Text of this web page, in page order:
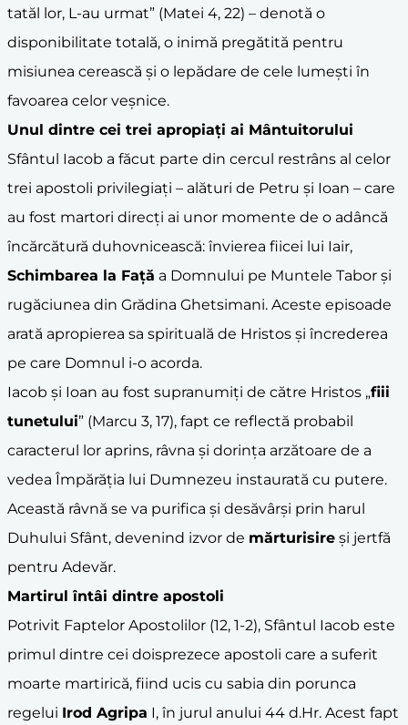
tatăl lor, L-au urmat” (Matei 4, 22) – denotă o
disponibilitate totală, o inimă pregătită pentru
misiunea cerească și o lepădare de cele lumești în
favoarea celor veșnice.
Unul dintre cei trei apropiați ai Mântuitorului
Sfântul Iacob a făcut parte din cercul restrâns al celor
trei apostoli privilegiați – alături de Petru și Ioan – care
au fost martori direcți ai unor momente de o adâncă
încărcătură duhovnicească: învierea fiicei lui Iair,
Schimbarea la Față a Domnului pe Muntele Tabor și
rugăciunea din Grădina Ghetsimani. Aceste episoade
arată apropierea sa spirituală de Hristos și încrederea
pe care Domnul i-o acorda.
Iacob și Ioan au fost supranumiți de către Hristos „fiii
tunetului” (Marcu 3, 17), fapt ce reflectă probabil
caracterul lor aprins, râvna și dorința arzătoare de a
vedea Împărăția lui Dumnezeu instaurată cu putere.
Această râvnă se va purifica și desăvârși prin harul
Duhului Sfânt, devenind izvor de mărturisire și jertfă
pentru Adevăr.
Martirul întâi dintre apostoli
Potrivit Faptelor Apostolilor (12, 1-2), Sfântul Iacob este
primul dintre cei doisprezece apostoli care a suferit
moarte martirică, fiind ucis cu sabia din porunca
regelui Irod Agripa I, în jurul anului 44 d.Hr. Acest fapt